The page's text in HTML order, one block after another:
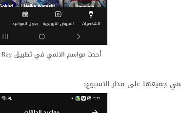
أحدث مواسم الانمي في تطبيق Anime Ray
جميعها على مدار الاسبوع: